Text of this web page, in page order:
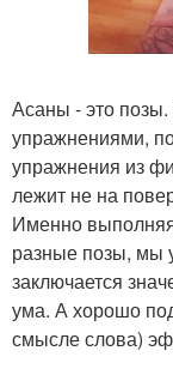
Асаны - это позы.
упражнениями,
упражнения из
лежит не на
Именно
разные позы, мы
заключается
ума. А хорошо
смысле слова)